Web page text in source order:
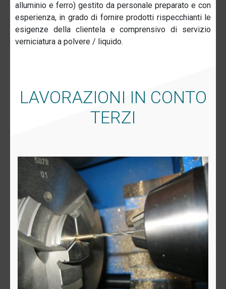
alluminio e ferro) gestito da personale preparato e con
esperienza, in grado di fornire prodotti rispecchianti le
esigenze della clientela e comprensivo di servizio
verniciatura a polvere / liquido.
LAVORAZIONI IN CONTO
TERZI